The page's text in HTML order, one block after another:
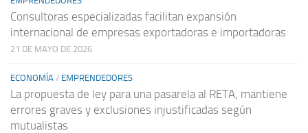
Consultoras especializadas facilitan expansión
internacional de empresas exportadoras e importadoras
21 DE MAYO DE 2026
ECONOMÍA / EMPRENDEDORES
La propuesta de ley para una pasarela al RETA, mantiene
errores graves y exclusiones injustificadas según
mutualistas